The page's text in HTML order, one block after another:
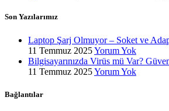
Son Yazılarımız
Laptop Şarj Olmuyor – Soket ve
11 Temmuz 2025Yorum Yok
Bilgisayarınızda Virüs mü Var?
11 Temmuz 2025Yorum Yok
Bağlantılar